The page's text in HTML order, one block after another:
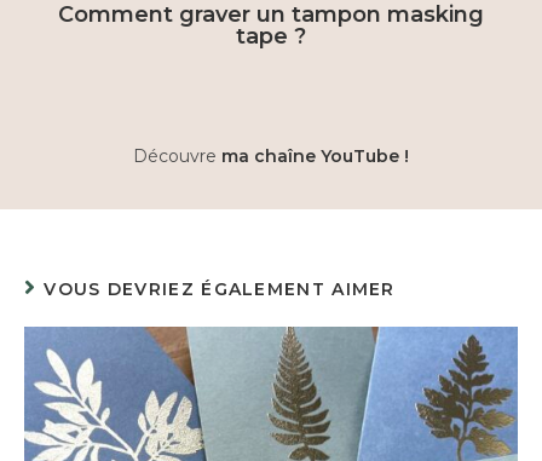
Comment graver un tampon masking
tape ?
Découvre ma chaîne YouTube !
VOUS DEVRIEZ ÉGALEMENT AIMER